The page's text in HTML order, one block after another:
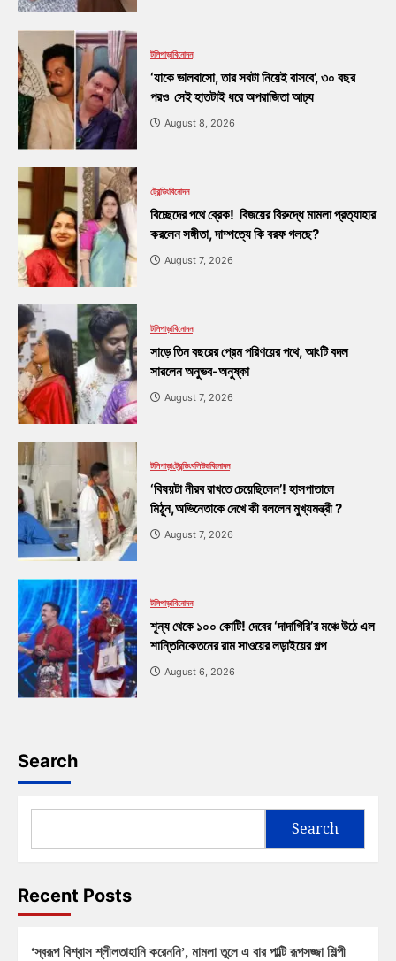
টলিপাড়াবিনোদন
‘যাকে ভালবাসো, তার সবটা নিয়েই বাসবে’, ৩০ বছর
পরও সেই হাতটাই ধরে অপরাজিতা আঢ্য
August 8, 2026
ট্রেন্ডিংবিনোদন
বিচ্ছেদের পথে ব্রেক! বিজয়ের বিরুদ্ধে মামলা প্রত্যাহার
করলেন সঙ্গীতা, দাম্পত্যে কি বরফ গলছে?
August 7, 2026
টলিপাড়াবিনোদন
সাড়ে তিন বছরের প্রেম পরিণয়ের পথে, আংটি বদল
সারলেন অনুভব-অনুষ্কা
August 7, 2026
টলিপাড়াট্রেন্ডিংবলিউডবিনোদন
‘বিষয়টা নীরব রাখতে চেয়েছিলেন’! হাসপাতালে
মিঠুন,অভিনেতাকে দেখে কী বললেন মুখ্যমন্ত্রী ?
August 7, 2026
টলিপাড়াবিনোদন
শূন্য থেকে ১০০ কোটি! দেবের ‘দাদাগিরি’র মঞ্চে উঠে এল
শান্তিনিকেতনের রাম সাওয়ের লড়াইয়ের গল্প
August 6, 2026
Search
Search
Recent Posts
‘স্বরূপ বিশ্বাস শ্লীলতাহানি করেননি’, মামলা তুলে এ বার পাল্টি রূপসজ্জা শিল্পী